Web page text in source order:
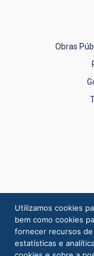
Obras
Utilizamos cookies
bem como cookies
fornecer recursos
estatísticas e